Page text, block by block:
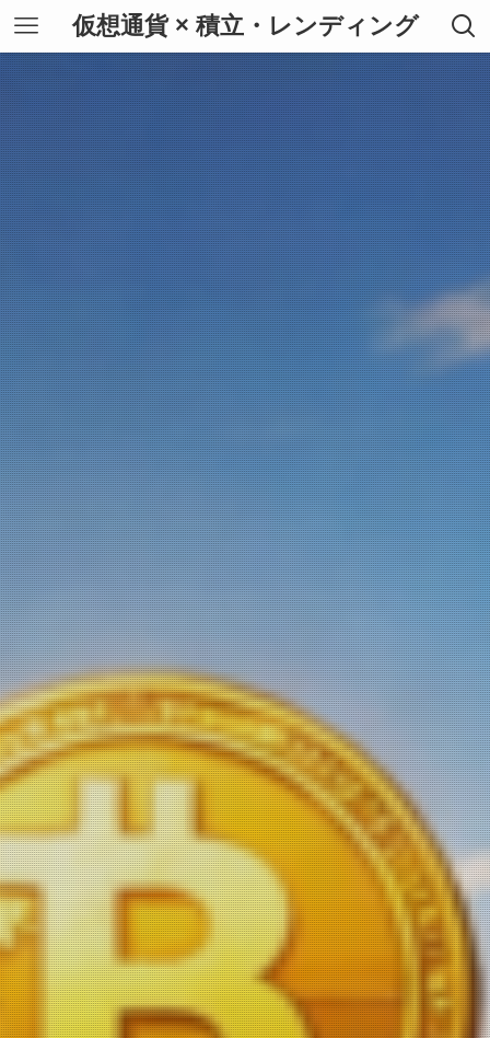
仮想通貨 × 積立・レンディング